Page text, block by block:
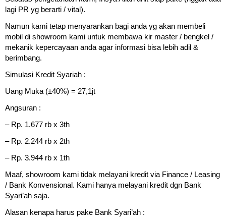
lagi PR yg berarti / vital).
Namun kami tetap menyarankan bagi anda yg akan membeli
mobil di showroom kami untuk membawa kir master / bengkel /
mekanik kepercayaan anda agar informasi bisa lebih adil &
berimbang.
Simulasi Kredit Syariah :
Uang Muka (±40%) = 27,1jt
Angsuran :
– Rp. 1.677 rb x 3th
– Rp. 2.244 rb x 2th
– Rp. 3.944 rb x 1th
Maaf, showroom kami tidak melayani kredit via Finance / Leasing
/ Bank Konvensional. Kami hanya melayani kredit dgn Bank
Syari’ah saja.
Alasan kenapa harus pake Bank Syari’ah :